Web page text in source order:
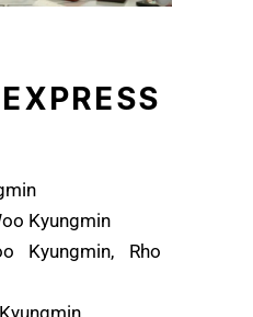
Kyungmin
Kyungmin, Rho